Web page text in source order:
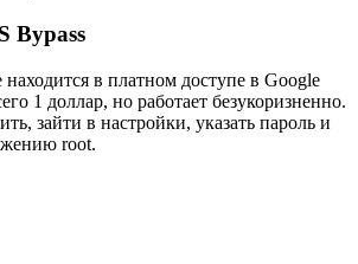
Bypass
в платном доступе в Google
1 доллар, но работает безукоризненно.
зайти в настройки, указать пароль и
root.